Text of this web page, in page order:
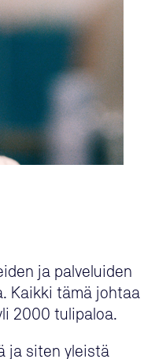
ja palveluiden
Kaikki tämä johtaa
2000 tulipaloa.
ja siten yleistä